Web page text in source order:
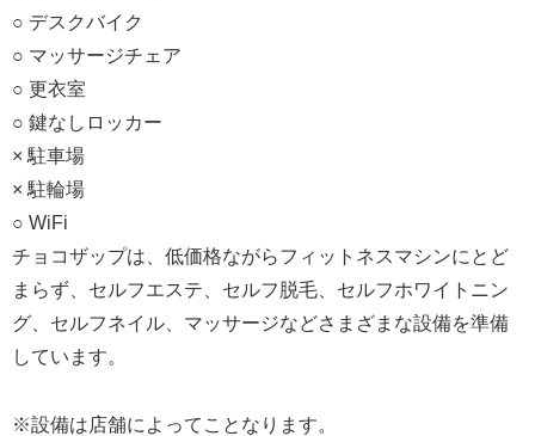
○ デスクバイク
○ マッサージチェア
○ 更衣室
○ 鍵なしロッカー
× 駐車場
× 駐輪場
○ WiFi
チョコザップは、低価格ながらフィットネスマシンにとど
まらず、セルフエステ、セルフ脱毛、セルフホワイトニン
グ、セルフネイル、マッサージなどさまざまな設備を準備
しています。
※設備は店舗によってことなります。